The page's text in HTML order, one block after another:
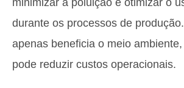
minimizar a poluição e otimizar o
durante os processos de
apenas beneficia o meio
pode reduzir custos operacionais.